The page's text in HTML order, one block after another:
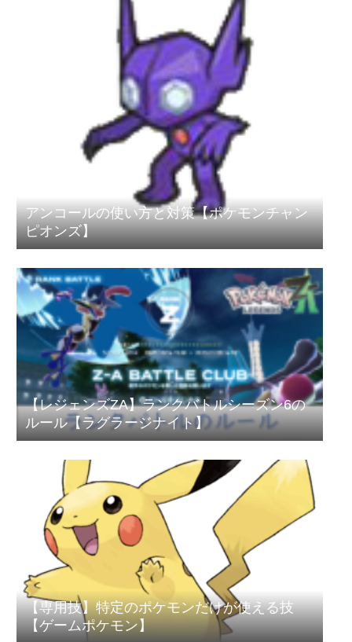
アンコールの使い方と対策【ポケモンチャン
ピオンズ】
【レジェンズZA】ランクバトルシーズン6の
ルール【ラグラージナイト】
【専用技】特定のポケモンだけが使える技
【ゲームポケモン】